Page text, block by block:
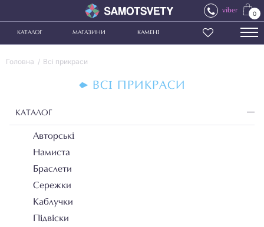
viber 0
КАТАЛОГ МАГАЗИНИ КАМЕНІ
Головна Всі прикраси
ВСІ ПРИКРАСИ
КАТАЛОГ
Авторські
Намиста
Браслети
Сережки
Каблучки
Підвіски